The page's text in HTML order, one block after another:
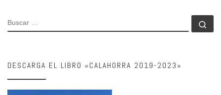
BUSCAR
DESCARGA EL LIBRO «CALAHORRA 2019-2023»